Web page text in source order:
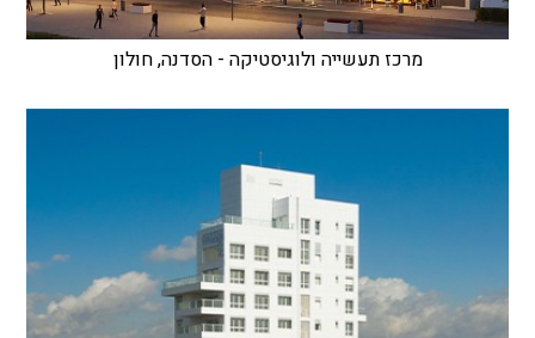
מרכז תעשייה ולוגיסטיקה - הסדנה, חולון